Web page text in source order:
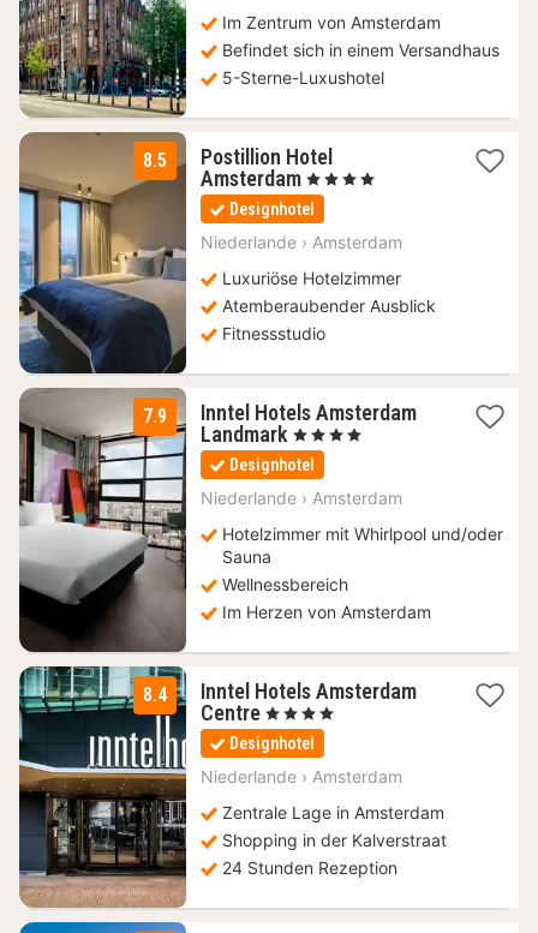
Im Zentrum von Amsterdam
Befindet sich in einem Versandhaus
5-Sterne-Luxushotel
8.5
Postillion Hotel
Amsterdam 1
Nacht
ab
111,38
, 4 Sterne
Designhotel
Niederlande › Amsterdam
Luxuriöse Hotelzimmer
Atemberaubender Ausblick
Fitnessstudio
7.9
Inntel Hotels Amsterdam
Landmark 1
Nacht
ab
141,75
, 4 Sterne
Designhotel
Niederlande › Amsterdam
Hotelzimmer mit Whirlpool und/oder
Sauna
Wellnessbereich
Im Herzen von Amsterdam
8.4
Inntel Hotels Amsterdam
Centre 1
Nacht
ab
189
, 4 Sterne
Designhotel
Niederlande › Amsterdam
Zentrale Lage in Amsterdam
Shopping in der Kalverstraat
24 Stunden Rezeption